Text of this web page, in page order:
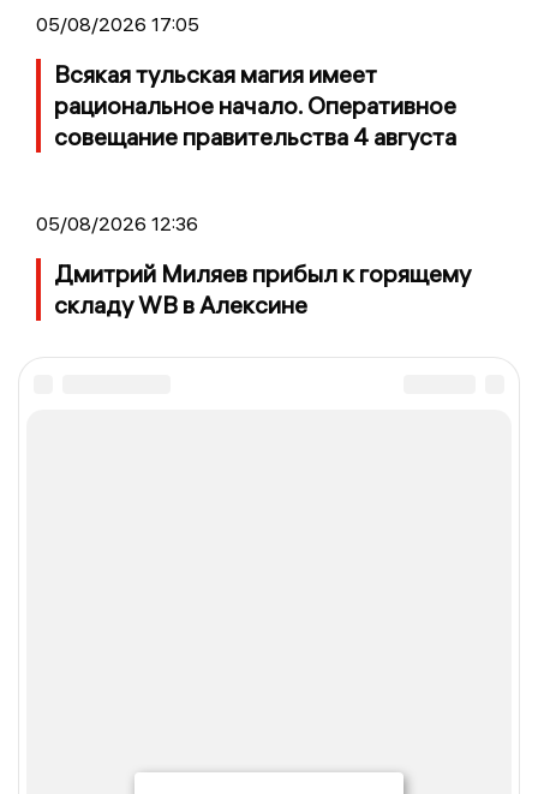
05/08/2026 17:05
Всякая тульская магия имеет
рациональное начало. Оперативное
совещание правительства 4 августа
05/08/2026 12:36
Дмитрий Миляев прибыл к горящему
складу WB в Алексине